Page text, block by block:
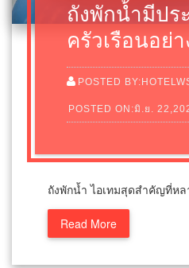
ถังพักน้ำมีปร
ครัวเรือนอย่า
POSTED
POSTED ON:มิ.ย.
ถังพักน้ำ ไอเทมสุดสำคัญที่ห
Read More